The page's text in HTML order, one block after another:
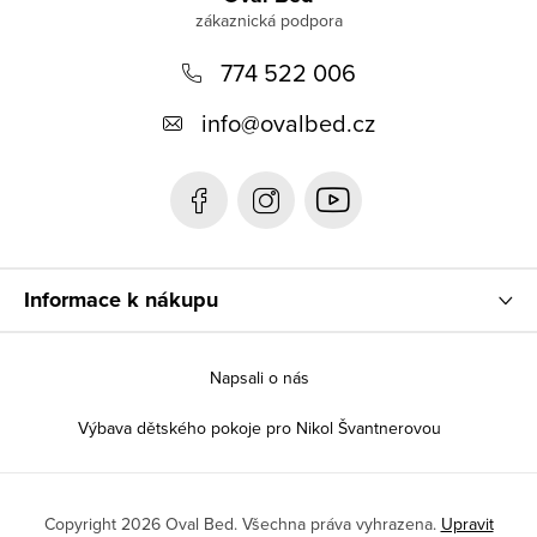
774 522 006
info@ovalbed.cz
Informace k nákupu
Napsali o nás
Výbava dětského pokoje pro Nikol Švantnerovou
Copyright 2026 Oval Bed. Všechna práva vyhrazena. Upravit